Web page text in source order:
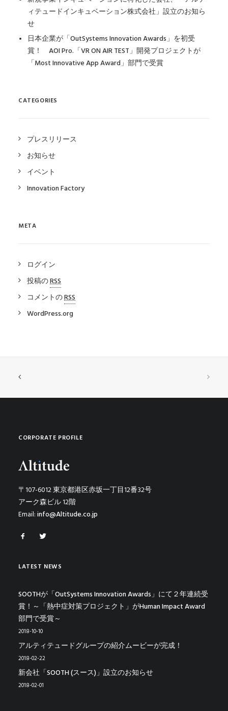
ィテュードインキュベーション株式会社」設立のお知ら
せ
日本企業が「OutSystems Innovation Awards」を初受
賞！ AOI Pro.「VR ON AIR TEST」開発プロジェクトが
「Most Innovative App Award」部門で受賞
CATEGORIES
プレスリリース
お知らせ
イベント
Innovation Factory
META
ログイン
投稿のRSS
コメントのRSS
WordPress.org
CORPORATE PROFILE
〒107-6012 東京都港区赤坂一丁目12番32号
アーク森ビル 12階
Email:info@Altitude.co.jp
LATEST NEWS
SOOTHが「OutSystems Innovation Awards」にて２年連続受
賞！～「熱中症対策プロジェクト」がHuman Impact Award
部門で受賞～
2018-10-10
アルティテュードグループの紹介ムービーが完成！
2018-02-22
新会社「SOOTH (スース)」設立のお知らせ
2018-02-01